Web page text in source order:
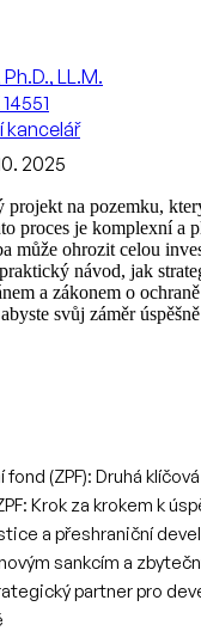
LL.M.
kancelář
2025
projekt na pozemku,
proces je komplexní a
může ohrozit celou
návod, jak
a zákonem o
svůj záměr
(ZPF): Druhá
Krok za krokem k
a přeshraniční
sankcím a
partner pro